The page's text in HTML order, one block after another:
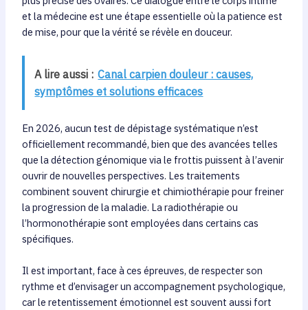
et la médecine est une étape essentielle où la patience est
de mise, pour que la vérité se révèle en douceur.
A lire aussi : Canal carpien douleur : causes,
symptômes et solutions efficaces
En 2026, aucun test de dépistage systématique n’est
officiellement recommandé, bien que des avancées telles
que la détection génomique via le frottis puissent à l’avenir
ouvrir de nouvelles perspectives. Les traitements
combinent souvent chirurgie et chimiothérapie pour freiner
la progression de la maladie. La radiothérapie ou
l’hormonothérapie sont employées dans certains cas
spécifiques.
Il est important, face à ces épreuves, de respecter son
rythme et d’envisager un accompagnement psychologique,
car le retentissement émotionnel est souvent aussi fort